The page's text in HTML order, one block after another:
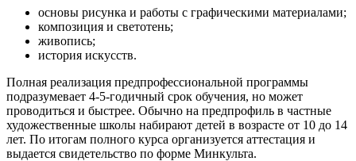
основы рисунка и работы с графическими материалами;
композиция и светотень;
живопись;
история искусств.
Полная реализация предпрофессиональной программы
подразумевает 4-5-годичный срок обучения, но может
проводиться и быстрее. Обычно на предпрофиль в частные
художественные школы набирают детей в возрасте от 10 до 14
лет. По итогам полного курса организуется аттестация и
выдается свидетельство по форме Минкульта.